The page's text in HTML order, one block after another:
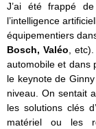
J’ai été frappé
l’intelligence
équipementiers
Bosch, Valéo ,
automobile et dans
le keynote de
niveau. On sentait
les solutions clés
matériel ou les